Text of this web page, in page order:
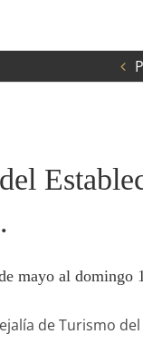
mayo al domingo
de Turismo